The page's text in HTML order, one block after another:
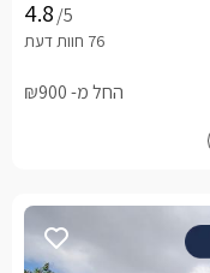
/5
החל מ- ₪900